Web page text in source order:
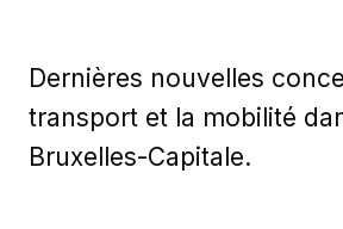
Dernières nouvelles
transport et la mobilité
Bruxelles-Capitale.